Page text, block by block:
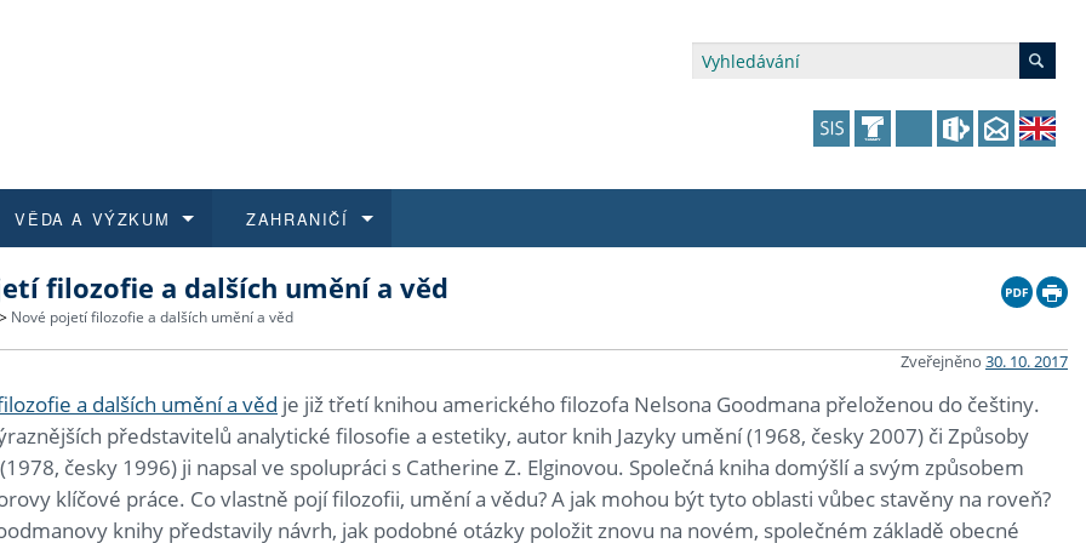
historie
další dokumenty
pro zaměstnance
FF UK
Knihovna
E-shop fakulty
Výběrová řízení
Vydavatelství FF UK
a jak se přihlásit
programy
průběhu přijímacího řízení
Programy s mikrocertifikátem
Univerzita třetího věku
magisterské studium
Studující se specifickými potřebami
Podpora a benefity pro studující
VĚDA A VÝZKUM
na FF UK
kvalifikace Vědecké ceny a fondy
Publikace
ZAHRANIČÍ
a výběrová řízení
Mimofakultní financování výjezdů
East and Central European Studies
filozofie a dalších umění a věd
> Nové pojetí filozofie a dalších umění a věd
Zveřejněno 30. 10. 2017
a dalších umění a věd je již třetí knihou amerického filozofa Nelsona Goodmana přeloženou do češtiny.
představitelů analytické filosofie a estetiky, autor knih Jazyky umění (1968, česky 2007) či Způsoby
česky 1996) ji napsal ve spolupráci s Catherine Z. Elginovou. Společná kniha domýšlí a svým způsobem
klíčové práce. Co vlastně pojí filozofii, umění a vědu? A jak mohou být tyto oblasti vůbec stavěny na roveň?
knihy představily návrh, jak podobné otázky položit znovu na novém, společném základě obecné